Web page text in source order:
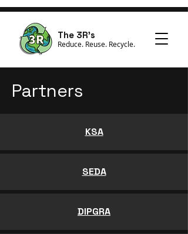
The 3R's
Reduce. Reuse. Recycle.
Partners
KSA
SEDA
DIPGRA